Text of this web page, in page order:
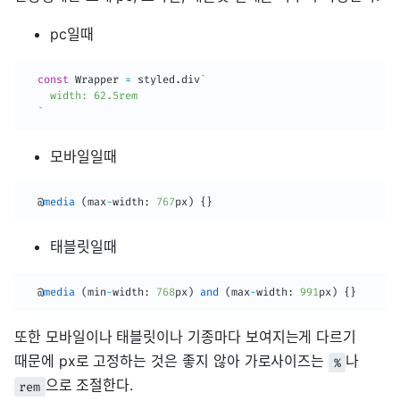
pc일때
const Wrapper = styled .div`
    width: 62.5rem
`
모바일일때
  @
media (max-width : 767px ) { }
태블릿일때
  @
media (min-width : 768px ) and (max-width : 991px ) { }
또한 모바일이나 태블릿이나 기종마다 보여지는게 다르기
때문에 px로 고정하는 것은 좋지 않아 가로사이즈는
% 나
rem 으로 조절한다.